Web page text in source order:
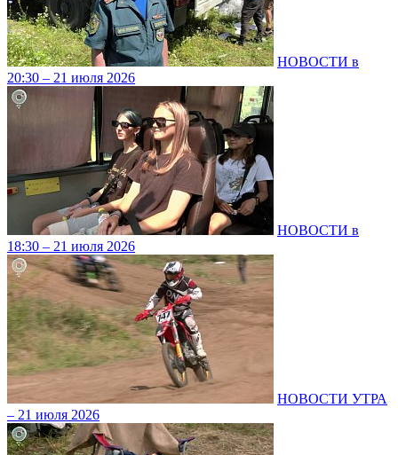
НОВОСТИ в
20:30 – 21 июля 2026
НОВОСТИ в
18:30 – 21 июля 2026
НОВОСТИ УТРА
– 21 июля 2026